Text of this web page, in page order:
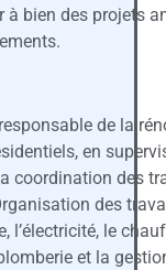
à bien des projets
de la
en
coordination des
des
l’électricité, le
et la